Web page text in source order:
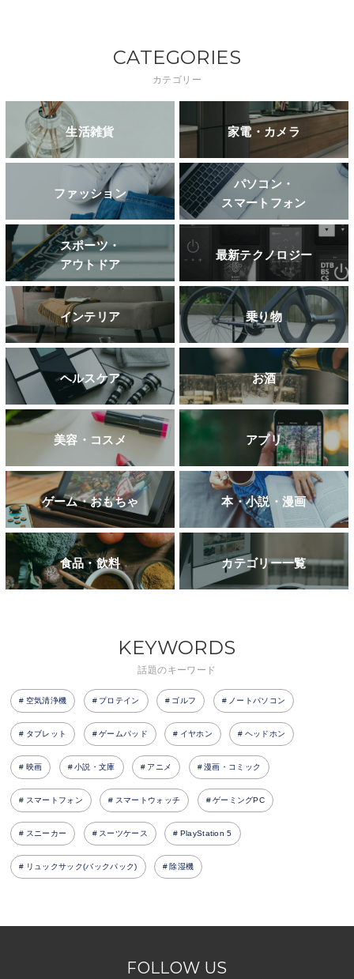
CATEGORIES
カテゴリー
生活雑貨 家電・カメラ
ファッション
パソコン・
スマートフォン
スポーツ・
アウトドア
最新テクノロジー
インテリア 乗り物
ヘルスケア お酒
美容・コスメ アプリ
ゲーム・おもちゃ 本・小説・漫画
食品・飲料 カテゴリー一覧
KEYWORDS
話題のキーワード
空気清浄機 プロテイン ゴルフ ノートパソコン
タブレット ゲームパッド イヤホン ヘッドホン
映画 小説・文庫 アニメ 漫画・コミック
スマートフォン スマートウォッチ ゲーミングPC
スニーカー スーツケース PlayStation 5
リュックサック(バックパック) 除湿機
FOLLOW US